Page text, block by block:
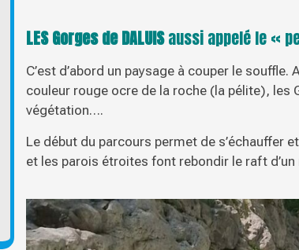
LES Gorges de DALUISaussi appelé le «
C’est d’abord un paysage à couper le
couleur rouge ocre de la roche (la pélite), les
végétation….
Le début du parcours permet de s’échauffer
et les parois étroites font rebondir le raft d’un